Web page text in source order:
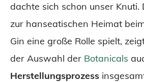
dachte sich schon unser Knuti.
zur hanseatischen Heimat
Gin eine große Rolle spielt,
der Auswahl der Botanicals
Herstellungsprozess